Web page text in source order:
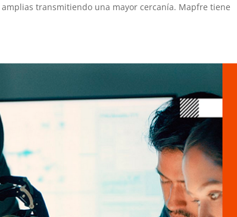
transmitiendo una mayor cercanía. Mapfre tiene